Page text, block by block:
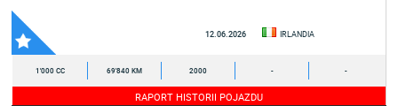
12.06.2026 IRLANDIA
1'000 CC 69'840 KM 2000 - -
RAPORT HISTORII POJAZDU